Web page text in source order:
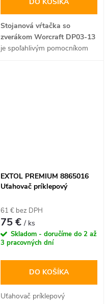
Stojanová vŕtačka so
zverákom Worcraft DP03-13
je spoľahlivým pomocníkom
× 160 mm a praktický
pomocný zverák, ktorý je
EXTOL PREMIUM 8865016
Uťahovač príklepový
TWIN HAMMER
61 € bez DPH
75 €/ ks
Skladom - doručíme do 2 až
3 pracovných dní
DO KOŠÍKA
Uťahovač príklepový